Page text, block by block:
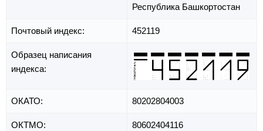
Республика Башкортостан
Почтовый индекс: 452119
Образец написания
индекса:
ОКАТО: 80202804003
ОКТМО: 80602404116